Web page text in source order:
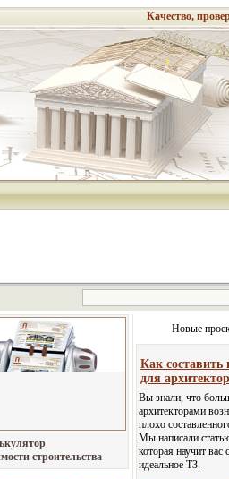
Качество,
строительства
Новые
Как составить
для
Вы знали, что
архитекторами
плохо
Мы написали
которая научит вас
идеальное ТЗ.